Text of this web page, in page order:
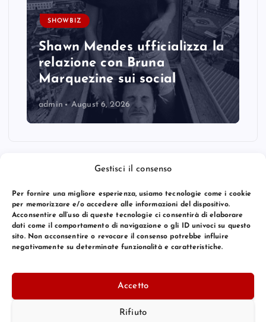
Gestisci il consenso
Per fornire una migliore esperienza, usiamo tecnologie come i cookie
per memorizzare e/o accedere alle informazioni del dispositivo.
Acconsentire all’uso di queste tecnologie ci consentirà di elaborare
dati come il comportamento di navigazione o gli ID univoci su questo
sito. Non acconsentire o revocare il consenso potrebbe influire
negativamente su determinate funzionalità e caratteristiche.
Accetto
Rifiuto
SHOWBIZ
Shawn Mendes ufficializza la
relazione con Bruna
Marquezine sui social
admin August 6, 2026